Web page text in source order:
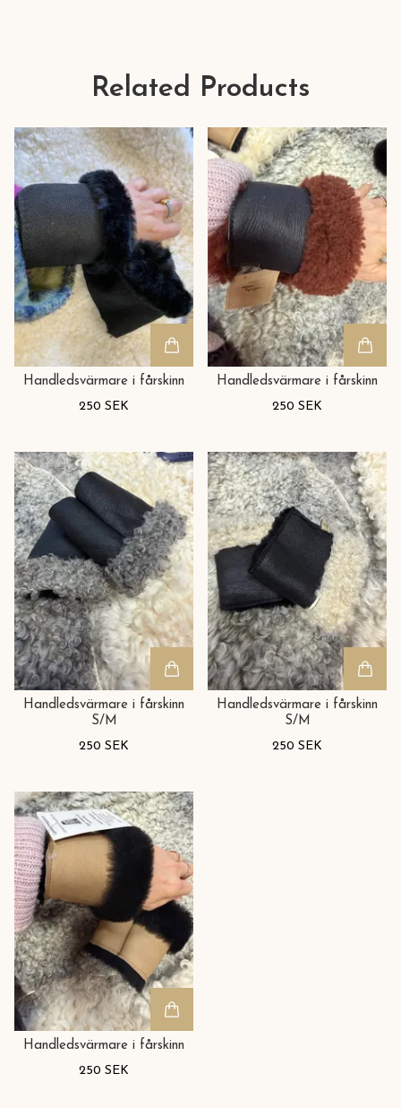
Related Products
Handledsvärmare i fårskinn
250 SEK
Handledsvärmare i fårskinn
250 SEK
Handledsvärmare i fårskinn
S/M
250 SEK
Handledsvärmare i fårskinn
S/M
250 SEK
Handledsvärmare i fårskinn
250 SEK